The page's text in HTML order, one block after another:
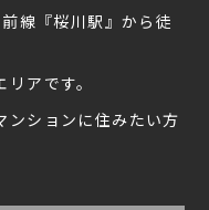
線『桜川駅』から徒
アです。
ンションに住みたい方